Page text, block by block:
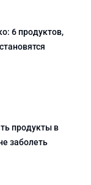
6 продуктов,
продукты в
заболеть